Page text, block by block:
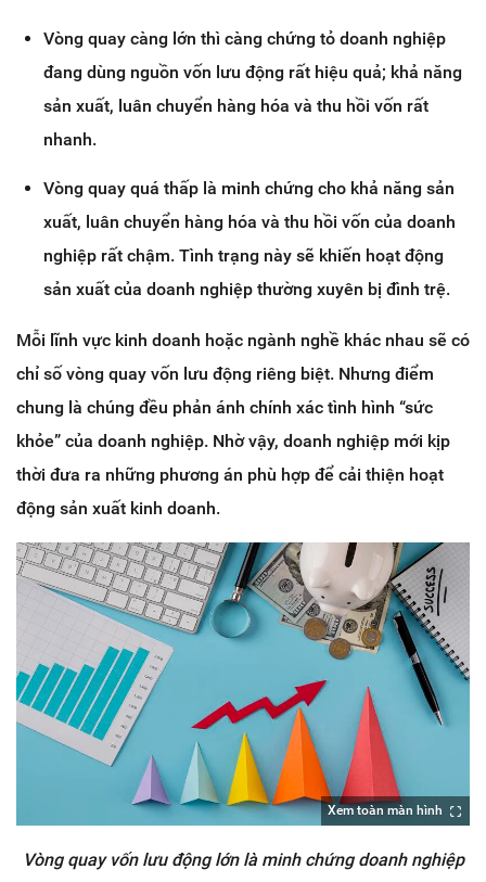
Vòng quay càng lớn thì càng chứng tỏ doanh nghiệp
đang dùng nguồn vốn lưu động rất hiệu quả; khả năng
sản xuất, luân chuyển hàng hóa và thu hồi vốn rất
nhanh.
Vòng quay quá thấp là minh chứng cho khả năng sản
xuất, luân chuyển hàng hóa và thu hồi vốn của doanh
nghiệp rất chậm. Tình trạng này sẽ khiến hoạt động
sản xuất của doanh nghiệp thường xuyên bị đình trệ.
Mỗi lĩnh vực kinh doanh hoặc ngành nghề khác nhau sẽ có
chỉ số vòng quay vốn lưu động riêng biệt. Nhưng điểm
chung là chúng đều phản ánh chính xác tình hình “sức
khỏe” của doanh nghiệp. Nhờ vậy, doanh nghiệp mới kịp
thời đưa ra những phương án phù hợp để cải thiện hoạt
động sản xuất kinh doanh.
Xem toàn màn hình
Vòng quay vốn lưu động lớn là minh chứng doanh nghiệp